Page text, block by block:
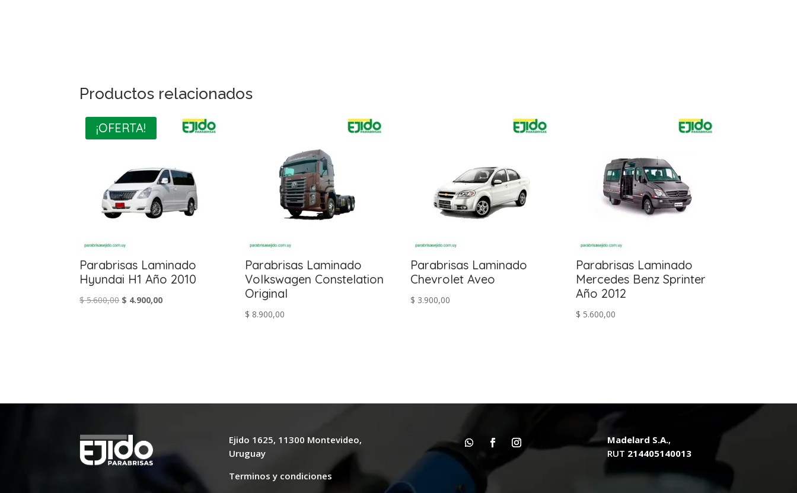
Productos relacionados
¡OFERTA!
Parabrisas Laminado
Hyundai H1 Año 2010
$5.600,00 El
$ 4.900,00El
Parabrisas Laminado
Volkswagen Constelation
Original
$ 8.900,00
Parabrisas Laminado
Chevrolet Aveo
$ 3.900,00
Parabrisas Laminado
Mercedes Benz Sprinter
Año 2012
$ 5.600,00
Ejido 1625, 11300 Montevideo,
Uruguay
Terminos y condiciones
Madelard S.A.,
RUT 214405140013